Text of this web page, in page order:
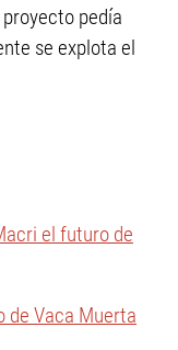
pedía
se explota el
el futuro de
de Vaca Muerta